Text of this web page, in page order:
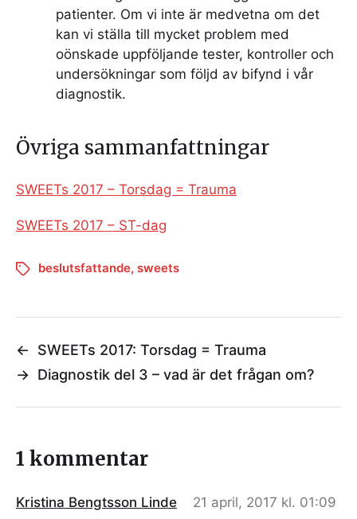
patienter. Om vi inte är medvetna om det
kan vi ställa till mycket problem med
oönskade uppföljande tester, kontroller och
undersökningar som följd av bifynd i vår
diagnostik.
Övriga sammanfattningar
SWEETs 2017 – Torsdag = Trauma
SWEETs 2017 – ST-dag
beslutsfattande, sweets
←
SWEETs 2017: Torsdag = Trauma
→ Diagnostik del 3 – vad är det frågan om?
1 kommentar
Kristina Bengtsson Linde 21 april, 2017 kl. 01:09